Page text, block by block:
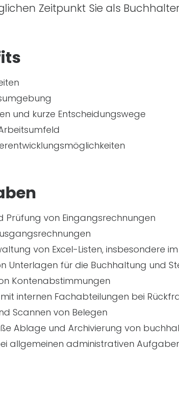
Zeitpunkt Sie als
und kurze Entscheidungswege
Prüfung von Eingangsrechnungen
von Excel-Listen, insbesondere
Unterlagen für die Buchhaltung und
Kontenabstimmungen
internen Fachabteilungen bei
Scannen von Belegen
Ablage und Archivierung von
allgemeinen administrativen